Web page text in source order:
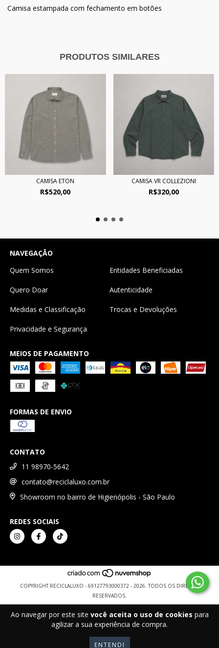
Ao navegar por este site você aceita o uso de cookies para
agilizar a sua experiência de compra.
ENTENDI
Camisa estampada com fechamento em botões
PRODUTOS SIMILARES
CAMISA ETON
R$520,00
CAMISA VR COLLEZIONI
R$320,00
NAVEGAÇÃO
Quem Somos
Entidades Beneficiadas
Quero Doar Autenticidade
Medidas e Classificação Trocas e Devoluções
Privacidade e Segurança
MEIOS DE PAGAMENTO
FORMAS DE ENVIO
CONTATO
11 98970-5642
contato@reciclaluxo.com.br
Showroom no bairro de Higienópolis - São Paulo
REDES SOCIAIS
COPYRIGHT RECICLALUXO - 69127793000372 - 2026. TODOS OS DIREITOS
RESERVADOS.